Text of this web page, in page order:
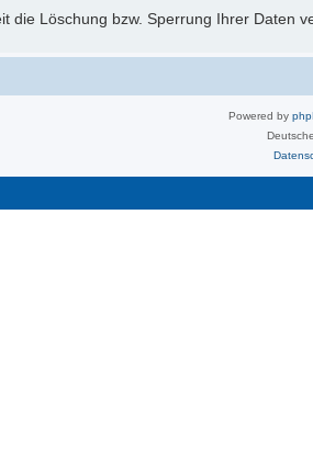
die Löschung bzw. Sperrung Ihrer Daten
Powered by